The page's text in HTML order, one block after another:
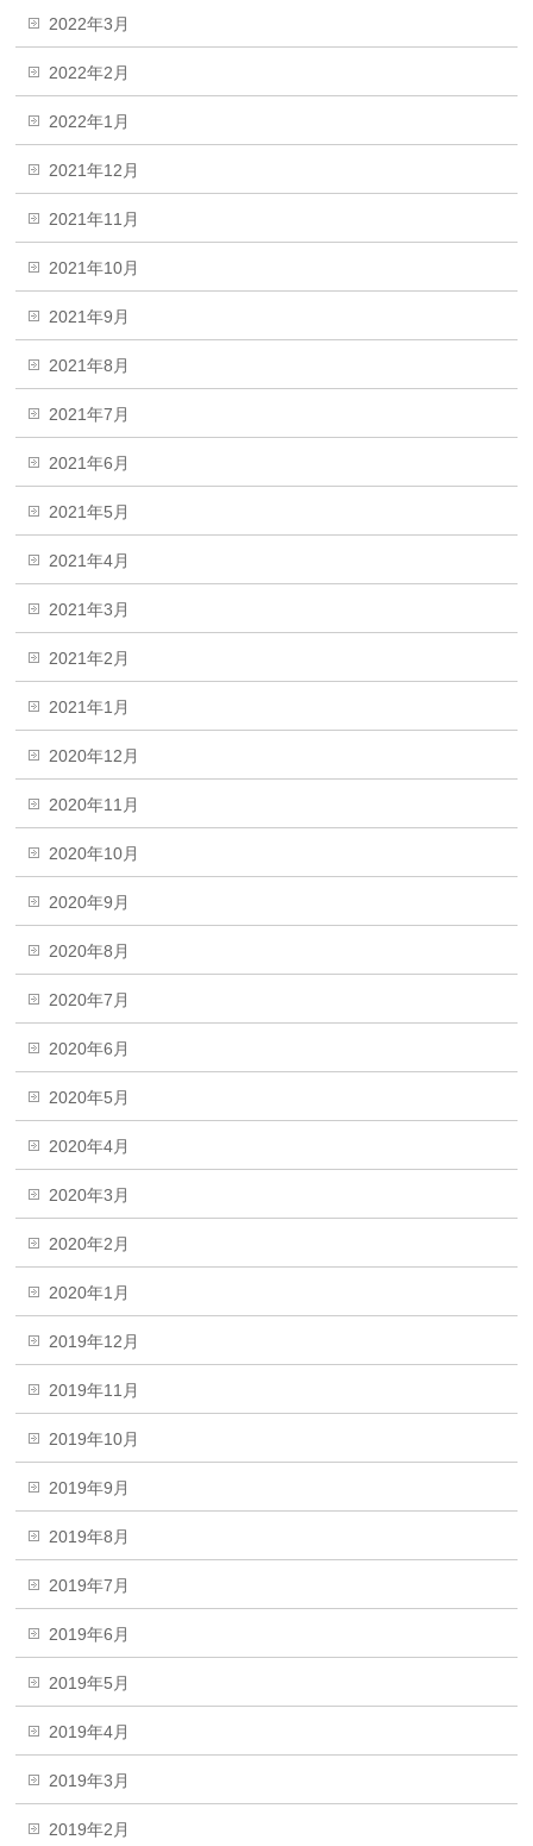
2022年3月
2022年2月
2022年1月
2021年12月
2021年11月
2021年10月
2021年9月
2021年8月
2021年7月
2021年6月
2021年5月
2021年4月
2021年3月
2021年2月
2021年1月
2020年12月
2020年11月
2020年10月
2020年9月
2020年8月
2020年7月
2020年6月
2020年5月
2020年4月
2020年3月
2020年2月
2020年1月
2019年12月
2019年11月
2019年10月
2019年9月
2019年8月
2019年7月
2019年6月
2019年5月
2019年4月
2019年3月
2019年2月